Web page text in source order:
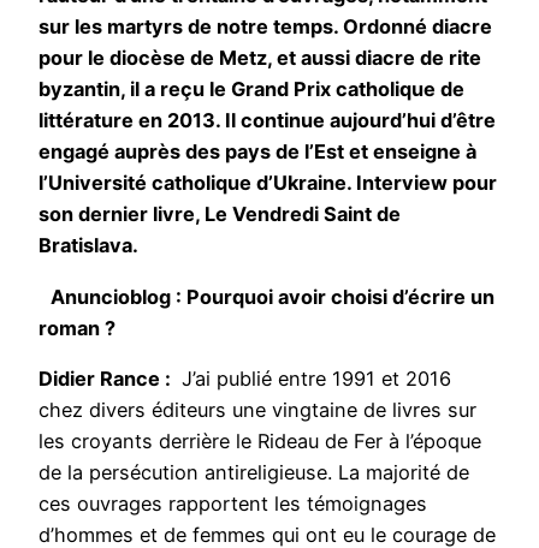
sur les martyrs de notre temps. Ordonné diacre
pour le diocèse de Metz, et aussi diacre de rite
byzantin, il a reçu le Grand Prix catholique de
littérature en 2013. Il continue aujourd’hui d’être
engagé auprès des pays de l’Est et enseigne à
l’Université catholique d’Ukraine. Interview pour
son dernier livre, Le Vendredi Saint de
Bratislava.
Anuncioblog : Pourquoi avoir choisi d’écrire un
roman ?
Didier Rance : J’ai publié entre 1991 et 2016
chez divers éditeurs une vingtaine de livres sur
les croyants derrière le Rideau de Fer à l’époque
de la persécution antireligieuse. La majorité de
ces ouvrages rapportent les témoignages
d’hommes et de femmes qui ont eu le courage de